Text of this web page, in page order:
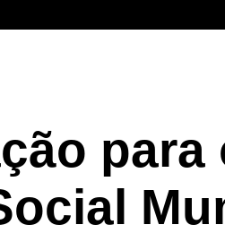
para